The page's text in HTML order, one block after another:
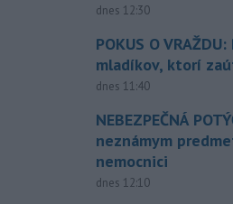
dnes 12:30
POKUS O
mladíkov, ktorí
dnes 11:40
NEBEZPEČNÁ
neznámym
nemocnici
dnes 12:10